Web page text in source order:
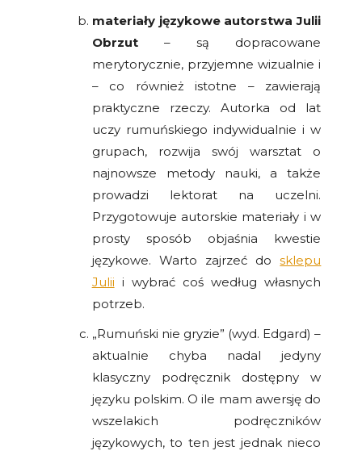
materiały językowe autorstwa Julii
Obrzut– są dopracowane
merytorycznie, przyjemne wizualnie i
– co również istotne – zawierają
praktyczne rzeczy. Autorka od lat
uczy rumuńskiego indywidualnie i w
grupach, rozwija swój warsztat o
najnowsze metody nauki, a także
prowadzi lektorat na uczelni.
Przygotowuje autorskie materiały i w
prosty sposób objaśnia kwestie
językowe. Warto zajrzeć dosklepu
Julii i wybrać coś według własnych
potrzeb.
„Rumuński nie gryzie” (wyd. Edgard) –
aktualnie chyba nadal jedyny
klasyczny podręcznik dostępny w
języku polskim. O ile mam awersję do
wszelakich podręczników
językowych, to ten jest jednak nieco